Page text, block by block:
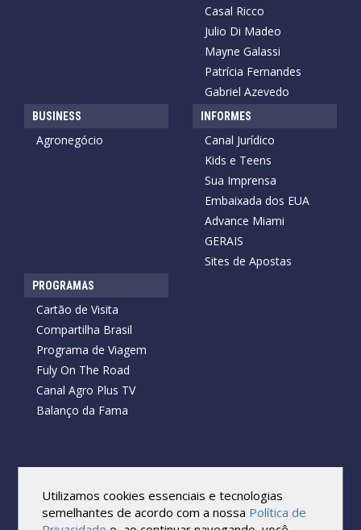
Casal Ricco
Julio Di Madeo
Mayne Galassi
Patrícia Fernandes
Gabriel Azevedo
BUSINESS
Agronegócio
INFORMES
Canal Jurídico
Kids e Teens
Sua Imprensa
Embaixada dos EUA
Advance Miami
GERAIS
Sites de Apostas
PROGRAMAS
Cartão de Visita
Compartilha Brasil
Programa de Viagem
Fuly On The Road
Canal Agro Plus TV
Balanço da Fama
Todos os direitos reservados.
Reprodução no todo ou em parte sob qualquer forma ou meio,
sem expressa autorização por escrito do Cartão de Visita, é
Utilizamos cookies essenciais e tecnologias
semelhantes de acordo com a nossa Política de